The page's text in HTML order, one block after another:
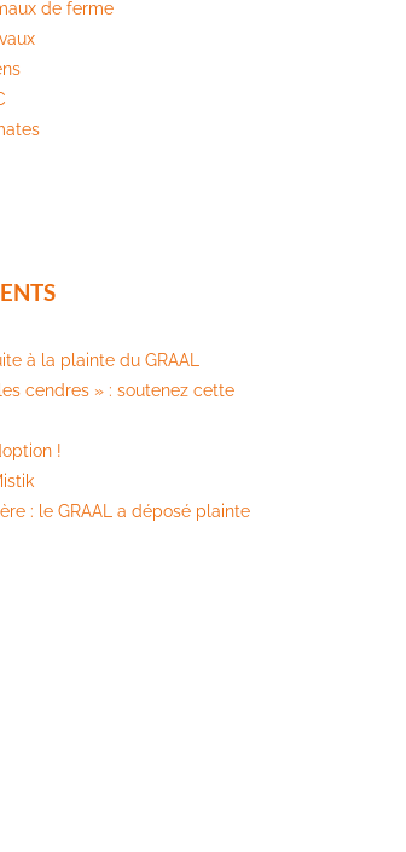
de ferme
à la plainte du GRAAL
cendres » : soutenez cette
!
: le GRAAL a déposé plainte